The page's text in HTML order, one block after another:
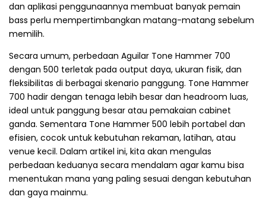
dan aplikasi penggunaannya membuat banyak pemain
bass perlu mempertimbangkan matang-matang sebelum
memilih.
Secara umum, perbedaan Aguilar Tone Hammer 700
dengan 500 terletak pada output daya, ukuran fisik, dan
fleksibilitas di berbagai skenario panggung. Tone Hammer
700 hadir dengan tenaga lebih besar dan headroom luas,
ideal untuk panggung besar atau pemakaian cabinet
ganda. Sementara Tone Hammer 500 lebih portabel dan
efisien, cocok untuk kebutuhan rekaman, latihan, atau
venue kecil. Dalam artikel ini, kita akan mengulas
perbedaan keduanya secara mendalam agar kamu bisa
menentukan mana yang paling sesuai dengan kebutuhan
dan gaya mainmu.